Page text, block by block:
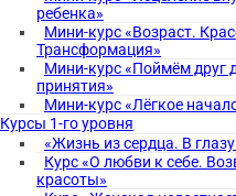
ребенка»
Мини-курс «Возраст.
Трансформация»
Мини-курс «Поймём друг
принятия»
Мини-курс «Лёгкое
Курсы 1-го уровня
«Жизнь из сердца. В
Курс «О любви к себе.
красоты»